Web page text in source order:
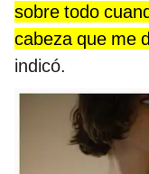
sobre todo
cabeza que me
indicó.